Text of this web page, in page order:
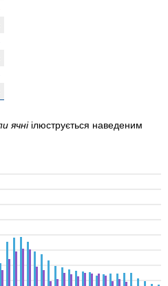
ячніілюструється наведеним